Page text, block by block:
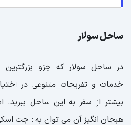
ساحل سولار
در ساحل سولار که جزو بزرگترین
خدمات و تفریحات متنوعی در
بیشتر از سفر به این ساحل ببرید.
هیجان انگیز آن می توان به : جت